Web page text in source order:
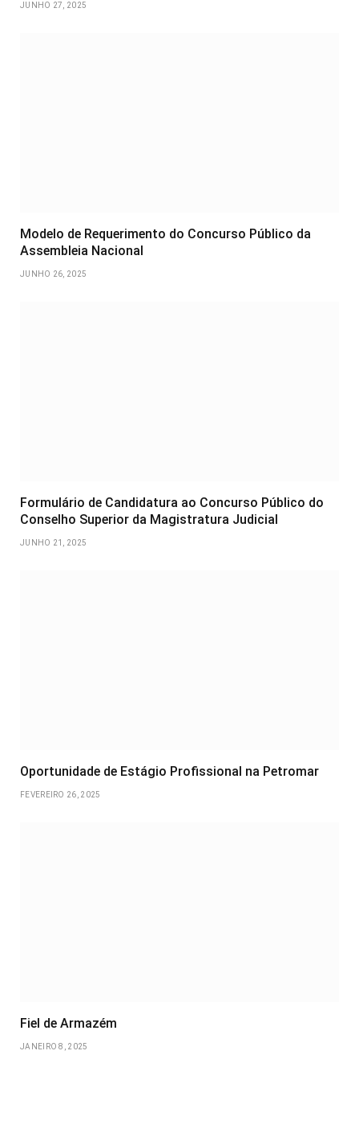
JUNHO 27, 2025
Modelo de Requerimento do Concurso Público da
Assembleia Nacional
JUNHO 26, 2025
Formulário de Candidatura ao Concurso Público do
Conselho Superior da Magistratura Judicial
JUNHO 21, 2025
Oportunidade de Estágio Profissional na Petromar
FEVEREIRO 26, 2025
Fiel de Armazém
JANEIRO 8, 2025